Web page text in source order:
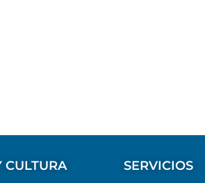
CULTURA SERVICIOS